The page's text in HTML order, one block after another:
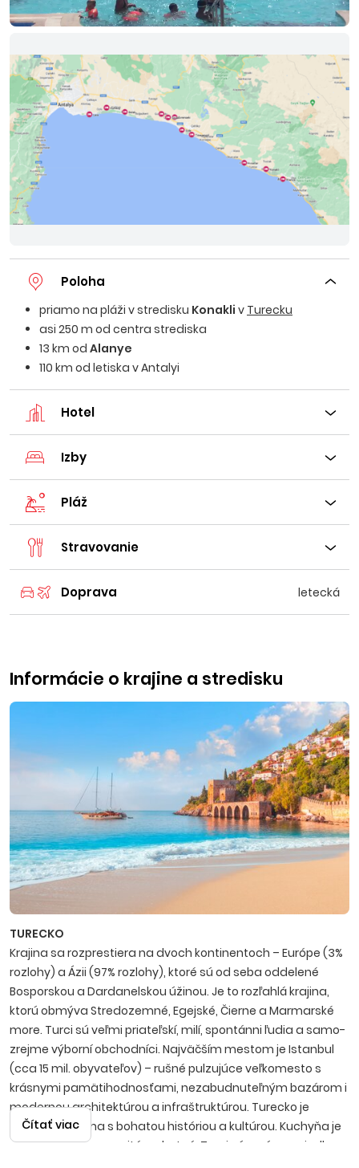
Poloha
priamo na pláži v stredisku Konakli v Turecku
asi 250 m od centra strediska
13 km od Alanye
110 km od letiska v Antalyi
Hotel
Izby
Pláž
Stravovanie
Doprava letecká
Informácie o krajine a stredisku
TURECKO
Krajina sa rozprestiera na dvoch kontinentoch – Európe (3%
rozlohy) a Ázii (97% rozlohy), ktoré sú od seba oddelené
Bosporskou a Dardanelskou úžinou. Je to rozľahlá krajina,
ktorú obmýva Stredozemné, Egejské, Čierne a Marmarské
more. Turci sú veľmi priateľskí, milí, spontánni ľudia a samo­
zrejme výborní obchodníci. Najväčším mestom je Istanbul
(cca 15 mil. obyvateľov) – rušné pulzujúce veľkomesto s
krásnymi pamätihodnosťami, nezabudnuteľným bazá­rom i
modernou architektúrou a infraštruktúrou. Turecko je
nádherná krajina s bohatou históriou a kultúrou. Kuchyňa je
mimoriadne rozmanitá a chutná, Turci sú v príprave jedla
Čítať viac